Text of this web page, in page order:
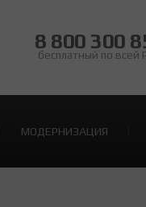
8 800 300
бесплатный по всей
МОДЕРНИЗАЦИЯ